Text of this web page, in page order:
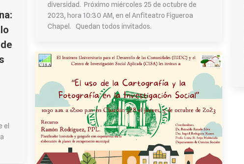
diversidad. Próximo miércoles 25 de octubre de
2023, hora 10:30 AM, en el Anfiteatro Figueroa
Chapel. Quedan todos invitados.
el